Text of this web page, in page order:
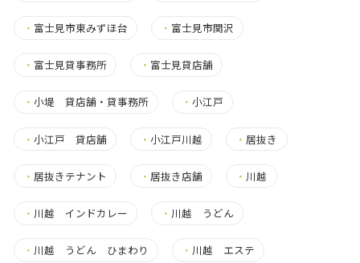
・ 富士見市東みずほ台 ・ 富士見市関沢
・ 富士見貸事務所 ・ 富士見貸店舗
・ 小堤 貸店舗・貸事務所 ・小江戸
・ 小江戸 貸店舗 ・小江戸川越 ・ 居抜き
・ 居抜きテナント ・ 居抜き店舗 ・ 川越
・ 川越 インドカレー ・ 川越 うどん
・ 川越 うどん ひまわり ・ 川越 エステ